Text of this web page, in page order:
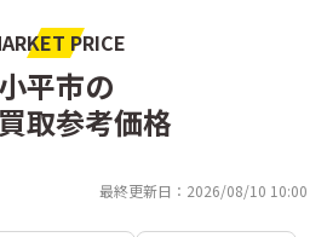
PRICE
小平市の
取参考価格
最終更新日：2026/08/10 10:00